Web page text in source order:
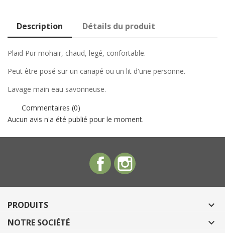
Description Détails du produit
Plaid Pur mohair, chaud, legé, confortable.
Peut être posé sur un canapé ou un lit d'une personne.
Lavage main eau savonneuse.
Commentaires (0)
Aucun avis n'a été publié pour le moment.
Facebook
PRODUITS 
NOTRE SOCIÉTÉ 